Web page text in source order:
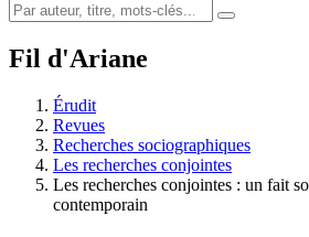
Fil d'Ariane
Érudit
Revues
Recherches sociographiques
Les recherches conjointes
Les recherches conjointes : un fait
contemporain